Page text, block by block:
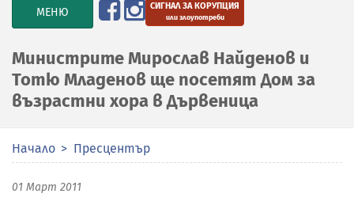
TOGGLE
NAVIGATION
МЕНЮ СИГНАЛ ЗА КОРУПЦИЯ
или злоупотреби
Министрите Мирослав Найденов и
Тотю Младенов ще посетят Дом за
възрастни хора в Дървеница
Начало Пресцентър
01 Март 2011